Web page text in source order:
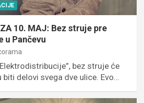
10. MAJ: Bez struje pre
u Pančevu
bez struje će
biti delovi svega dve ulice. Evo…